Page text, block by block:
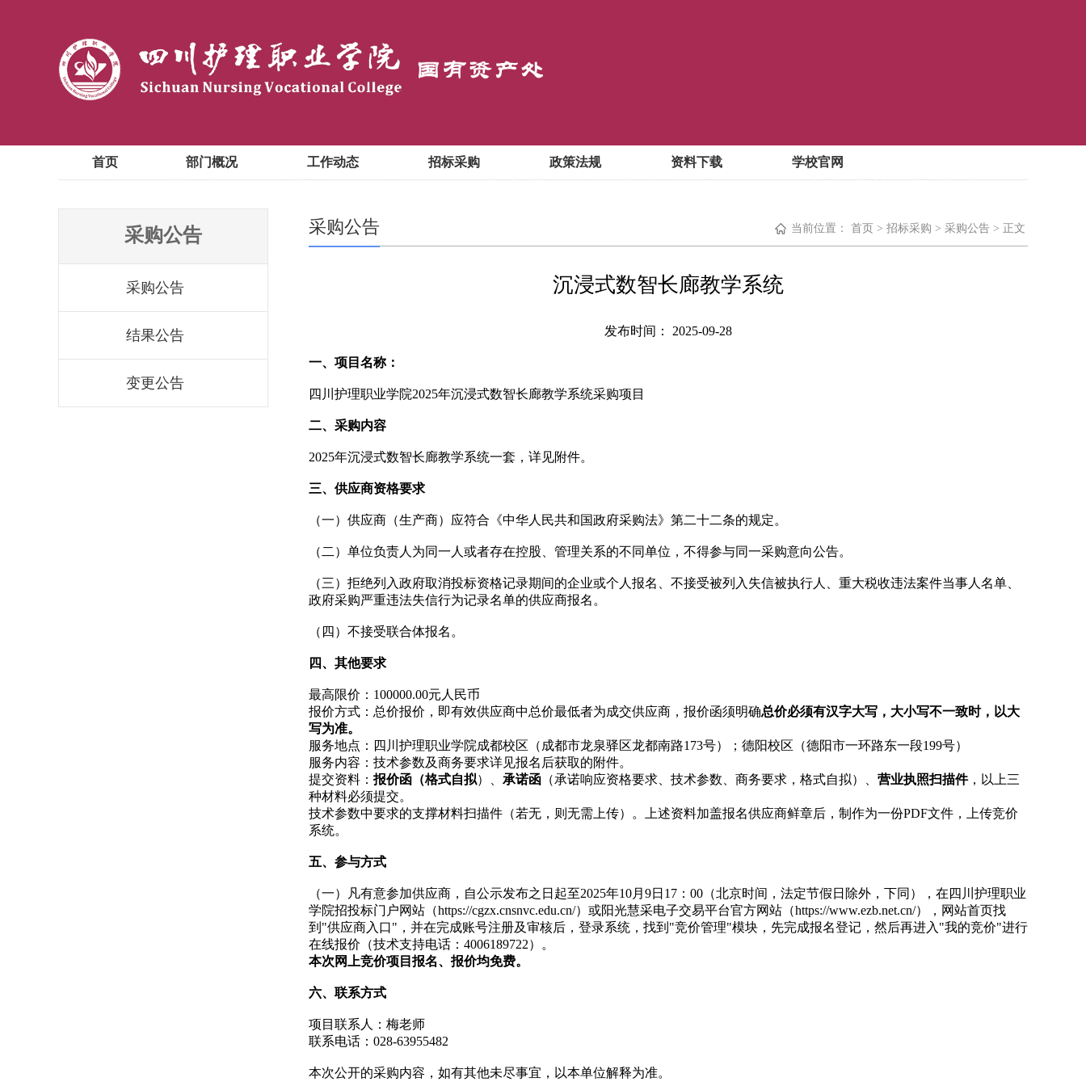
首页 部门概况 工作动态 招标采购 政策法规 资料下载 学校官网
采购公告
采购公告
结果公告
变更公告
采购公告 当前位置： 首页 > 招标采购 > 采购公告 > 正文
沉浸式数智长廊教学系统
发布时间： 2025-09-28
一、项目名称：
四川护理职业学院2025年沉浸式数智长廊教学系统采购项目
二、采购内容
2025年沉浸式数智长廊教学系统一套，详见附件。
三、供应商资格要求
（一）供应商（生产商）应符合《中华人民共和国政府采购法》第二十二条的规定。
（二）单位负责人为同一人或者存在控股、管理关系的不同单位，不得参与同一采购意向公告。
（三）拒绝列入政府取消投标资格记录期间的企业或个人报名、不接受被列入失信被执行人、重大税收违法案件当事人名单、
政府采购严重违法失信行为记录名单的供应商报名。
（四）不接受联合体报名。
四、其他要求
最高限价：100000.00元人民币
报价方式：总价报价，即有效供应商中总价最低者为成交供应商，报价函须明确总价必须有汉字大写，大小写不一致时，以大
写为准。
服务地点：四川护理职业学院成都校区（成都市龙泉驿区龙都南路173号）；德阳校区（德阳市一环路东一段199号）
服务内容：技术参数及商务要求详见报名后获取的附件。
提交资料： 报价函（格式自拟）、 承诺函 （承诺响应资格要求、技术参数、商务要求，格式自拟）、 营业执照扫描件，以上三
种材料必须提交。
技术参数中要求的支撑材料扫描件（若无，则无需上传）。上述资料加盖报名供应商鲜章后，制作为一份PDF文件，上传竞价
系统。
五、参与方式
（一）凡有意参加供应商，自公示发布之日起至2025年10月9日17：00（北京时间，法定节假日除外，下同），在四川护理职业
学院招投标门户网站（https://cgzx.cnsnvc.edu.cn/）或阳光慧采电子交易平台官方网站（https://www.ezb.net.cn/），网站首页找
到"供应商入口"，并在完成账号注册及审核后，登录系统，找到"竞价管理"模块，先完成报名登记，然后再进入"我的竞价"进行
在线报价（技术支持电话：4006189722）。
本次网上竞价项目报名、报价均免费。
六、联系方式
项目联系人：梅老师
联系电话：028-63955482
本次公开的采购内容，如有其他未尽事宜，以本单位解释为准。